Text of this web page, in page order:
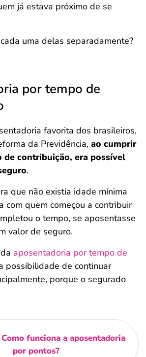
já estava próximo de se
uma delas separadamente?
por tempo de
favorita dos brasileiros,
da Previdência, ao cumprir
de contribuição, era possível
.
que não existia idade mínima
com quem começou a contribuir
o tempo, se aposentasse
valor de seguro.
aposentadoria por tempo de
possibilidade de continuar
porque o segurado
Como funciona a aposentadoria
por pontos?